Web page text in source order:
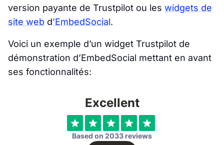
version payante de Trustpilot ou les widgets de
site web d’EmbedSocial.
Voici un exemple d’un widget Trustpilot de
démonstration d’EmbedSocial mettant en avant
ses fonctionnalités: